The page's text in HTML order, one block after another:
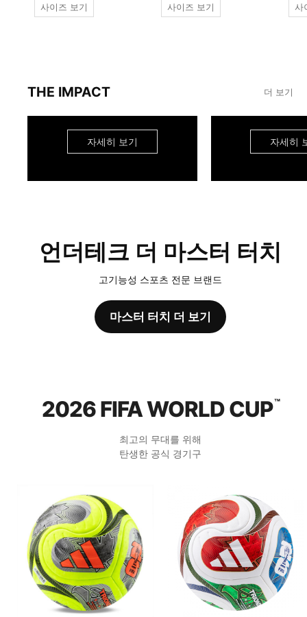
사이즈 보기 사이즈 보기 사
THE IMPACT 더 보기
자세히 보기 자세히
언더테크 더 마스터 터치
고기능성 스포츠 전문 브랜드
마스터 터치 더 보기
2026 FIFA WORLD CUP™
최고의 무대를 위해
탄생한 공식 경기구